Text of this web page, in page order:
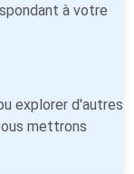
à votre
explorer d'autres
mettrons